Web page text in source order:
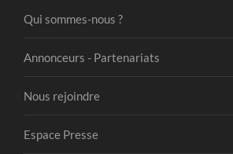
Qui sommes-nous ?
Annonceurs - Partenariats
Nous rejoindre
Espace Presse